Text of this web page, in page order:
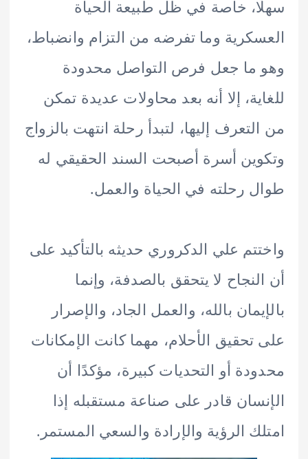
خاصة في ظل طبيعة الحياة
وما تفرضه من التزام وانضباط،
ما جعل فرص التواصل محدودة
إلا أنه بعد محاولات عديدة تمكن
إليها، لتبدأ رحلة انتهت بالزواج
أسرة أصبحت السند الحقيقي له
رحلته في الحياة والعمل.
علي الدكروري حديثه بالتأكيد على
لا يتحقق بالصدفة، وإنما
بالله، والعمل الجاد، والإصرار
الأحلام، مهما كانت الإمكانات
أو التحديات كبيرة، مؤكدًا أن
قادر على صناعة مستقبله إذا
الرؤية والإرادة والسعي المستمر.